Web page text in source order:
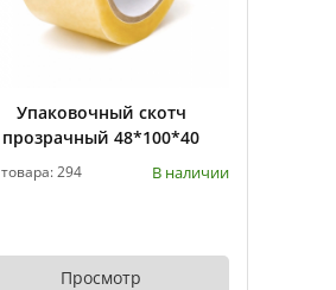
Упаковочный скотч
прозрачный 48*100*40
294 В наличии
Просмотр